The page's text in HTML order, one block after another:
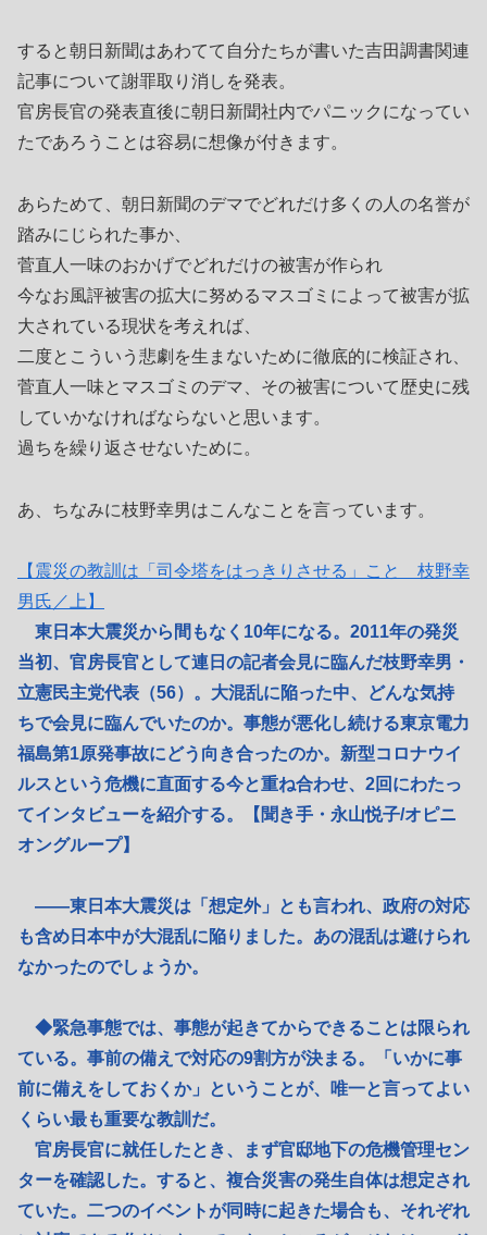
すると朝日新聞はあわてて自分たちが書いた吉田調書関連
記事について謝罪取り消しを発表。
官房長官の発表直後に朝日新聞社内でパニックになってい
たであろうことは容易に想像が付きます。
あらためて、朝日新聞のデマでどれだけ多くの人の名誉が
踏みにじられた事か、
菅直人一味のおかげでどれだけの被害が作られ
今なお風評被害の拡大に努めるマスゴミによって被害が拡
大されている現状を考えれば、
二度とこういう悲劇を生まないために徹底的に検証され、
菅直人一味とマスゴミのデマ、その被害について歴史に残
していかなければならないと思います。
過ちを繰り返させないために。
あ、ちなみに枝野幸男はこんなことを言っています。
【震災の教訓は「司令塔をはっきりさせる」こと 枝野幸
男氏／上】
東日本大震災から間もなく10年になる。2011年の発災
当初、官房長官として連日の記者会見に臨んだ枝野幸男・
立憲民主党代表（56）。大混乱に陥った中、どんな気持
ちで会見に臨んでいたのか。事態が悪化し続ける東京電力
福島第1原発事故にどう向き合ったのか。新型コロナウイ
ルスという危機に直面する今と重ね合わせ、2回にわたっ
てインタビューを紹介する。【聞き手・永山悦子/オピニ
オングループ】
――東日本大震災は「想定外」とも言われ、政府の対応
も含め日本中が大混乱に陥りました。あの混乱は避けられ
なかったのでしょうか。
◆緊急事態では、事態が起きてからできることは限られ
ている。事前の備えで対応の9割方が決まる。「いかに事
前に備えをしておくか」ということが、唯一と言ってよい
くらい最も重要な教訓だ。
官房長官に就任したとき、まず官邸地下の危機管理セン
ターを確認した。すると、複合災害の発生自体は想定され
ていた。二つのイベントが同時に起きた場合も、それぞれ